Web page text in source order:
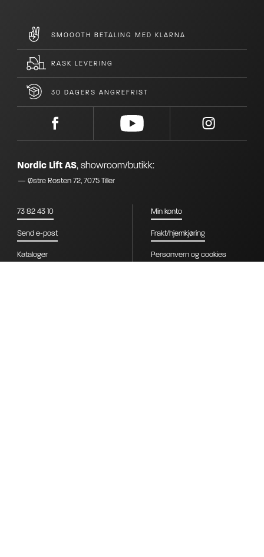
SMOOOTH BETALING MED KLARNA
RASK LEVERING
30 DAGERS ANGREFRIST
Nordic Lift AS, showroom/butikk:
Østre Rosten 72, 7075 Tiller
73 82 43 10
Send e-post
Kataloger
Min konto
Frakt/hjemkjøring
Personvern og cookies